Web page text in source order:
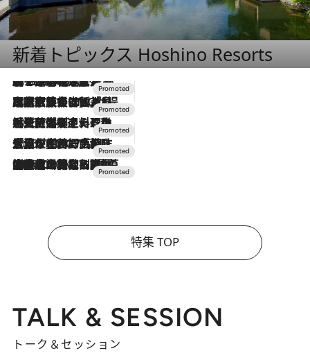
新着トピックス Hoshino Resorts
2026.8.7
【トンボの足水浴】ヒノキの香りに包まれて涼感マックス！約13℃の湧水かけ流しを避暑地「星野温泉 トンボの湯」で体験
2026.7.31
【ホテル帰省】という選択肢をOMOが提案。家族とほどよい距離を保つには「昼は実家、夜は気兼ねなくホテルで！」
2026.7.24
【夏限定ディナーコース】旬を迎える稚鮎や花ズッキーニなどをイタリア・トスカーナの郷土料理の手法で満喫！
2026.7.17
「土佐和ハーブかき氷」がOMO7高知に登場！生姜、山椒、大葉など目にも舌にも涼を呼ぶ郷土の味
2026.7.10
NEW OPEN！【界 草津】名湯の地に誕生。趣の異なる2種の温泉と上州ならではの会席・蕎麦割烹など美食を味わう究極の癒やし旅
特集 TOP
TALK & SESSION
トーク＆セッション